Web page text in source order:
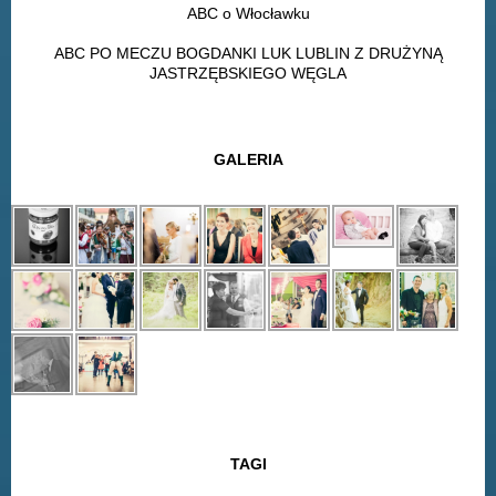
ABC o Włocławku
ABC PO MECZU BOGDANKI LUK LUBLIN Z DRUŻYNĄ
JASTRZĘBSKIEGO WĘGLA
GALERIA
TAGI